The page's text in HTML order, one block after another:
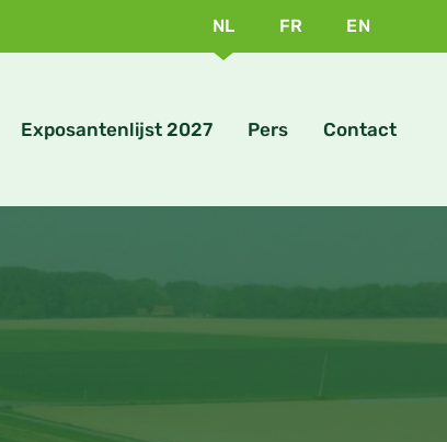
NL FR EN
Exposantenlijst 2027 Pers Contact